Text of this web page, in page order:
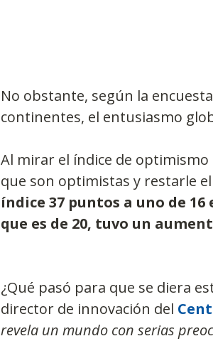
No obstante, según la
continentes, el entusiasmo
Al mirar el índice de
que son optimistas y restarle
índice 37 puntos a uno de
que es de 20, tuvo un
¿Qué pasó para que se diera
director de innovación del
revela un mundo con serias